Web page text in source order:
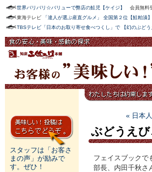
世界バリバリ☆バリューで弊店の鮭児【ケイジ】
会員無料
東海テレビ
「達人が選ぶ産直グルメ」 全国第２位【鮭粕漬】
TBSテレビ「日本のお取り寄せ食べつくし」で 【幻のぶどう
« 日本
ぶどうえ
フェイスブックで
部長、内田千秋さ
スタッフは「お客さ
まの声」が励みで
す。ぜひ！